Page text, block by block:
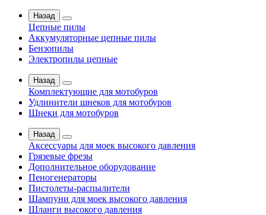
Назад
Цепные пилы
Аккумуляторные цепные пилы
Бензопилы
Электропилы цепные
Назад
Комплектующие для мотобуров
Удлинители шнеков для мотобуров
Шнеки для мотобуров
Назад
Аксессуары для моек высокого давления
Грязевые фрезы
Дополнительное оборудование
Пеногенераторы
Пистолеты-распылители
Шампуни для моек высокого давления
Шланги высокого давления